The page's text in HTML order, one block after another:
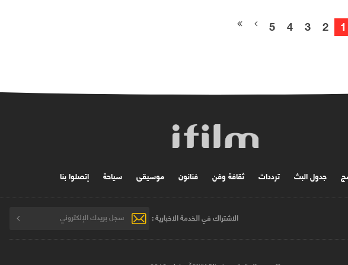
1
2
3
4
5
جدول البث ترددات ثقافة وفن فنانون موسیقی سياحة إتصلوا بنا
الاشتراك في الخدمة الاخبارية :